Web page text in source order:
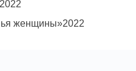
женщины»2022